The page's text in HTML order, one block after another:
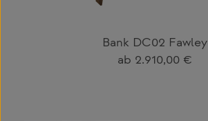
Bank DC02 Fawley
Regulärer Preis:
ab 2.910,00 €